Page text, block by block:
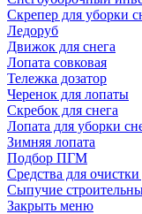
Скрепер для уборки
Ледоруб
Движок для снега
Лопата совковая
Тележка дозатор
Черенок для лопаты
Скребок для снега
Лопата для уборки
Зимняя лопата
Подбор ПГМ
Средства для
Сыпучие
Закрыть меню